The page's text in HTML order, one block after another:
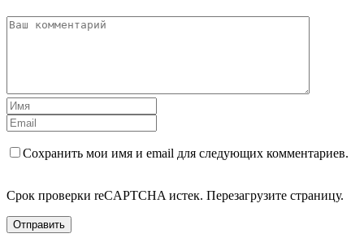
Сохранить мои имя и email для следующих комментариев.
Срок проверки reCAPTCHA истек. Перезагрузите страницу.
Отправить